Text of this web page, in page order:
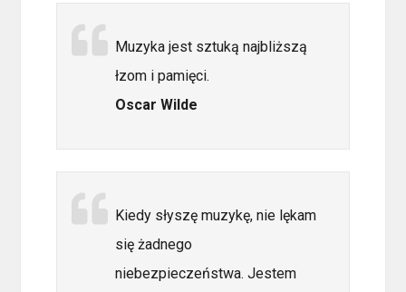
Muzyka jest sztuką najbliższą
łzom i pamięci.
Oscar Wilde
Kiedy słyszę muzykę, nie lękam
się żadnego
niebezpieczeństwa. Jestem